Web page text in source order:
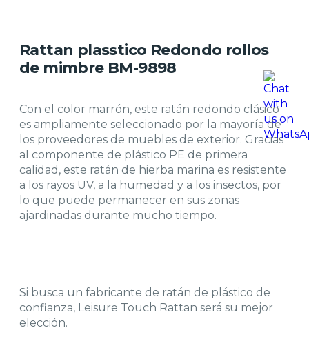
Rattan plasstico Redondo rollos
de mimbre BM-9898
Con el color marrón, este ratán redondo clásico
es ampliamente seleccionado por la mayoría de
los proveedores de muebles de exterior. Gracias
al componente de plástico PE de primera
calidad, este ratán de hierba marina es resistente
a los rayos UV, a la humedad y a los insectos, por
lo que puede permanecer en sus zonas
ajardinadas durante mucho tiempo.
Si busca un fabricante de ratán de plástico de
confianza, Leisure Touch Rattan será su mejor
elección.